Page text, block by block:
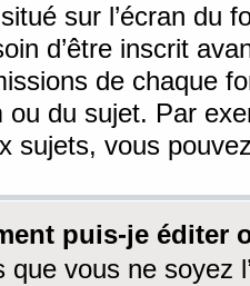
sur l’écran du
d’être inscrit
de chaque
ou du sujet. Par
sujets, vous
puis-je éditer
que vous ne soyez